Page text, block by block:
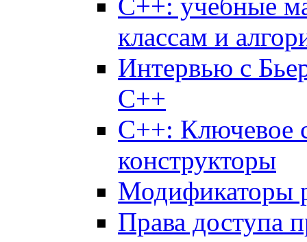
классам и
Интервью с
C++
C++: Ключевое
конструкторы
Модификаторы
Права доступа